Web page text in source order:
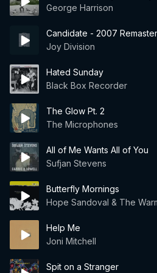
George Harrison
Candidate - 2007 Remaster
Joy Division
Hated Sunday
Black Box Recorder
The Glow Pt. 2
The Microphones
All of Me Wants All of You
Sufjan Stevens
Butterfly Mornings
Hope Sandoval & The
Help Me
Joni Mitchell
Spit on a Stranger